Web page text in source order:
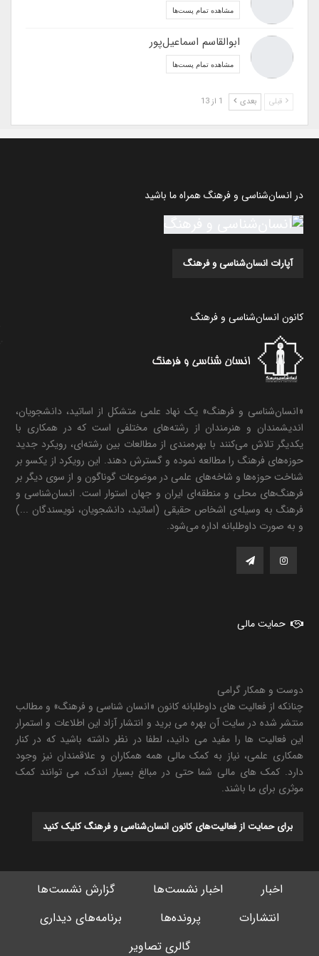
مشاهده تمام پست‌ها
ابوالقاسم اسماعیل‌پور
مشاهده تمام پست‌ها
قبلی بعدی
در انسان‌شناسی و فرهنگ همراه ما باشید
آپارات انسان‌شناسی و فرهنگ
کانون انسان‌شناسی و فرهنگ
«انسان‌شناسی و فرهنگ» یک نهاد علمی متشکل از اساتید، دانشجویان،
اندیشمندان و هنرمندان از رشته‌های مختلفی است که در همکاری با
یکدیگر تلاش می‌کنند با بهره‌مندی از مطالعات بین رشته‌ای، رویکرد جدید
حوزه‌های فرهنگ را مطالعه نموده و گسترش دهند. این رویکرد از یکسو بر
شناخت حوزه‌ها و شاخه‌های علمی در موضوعات گوناگون و از سوی دیگر بر
فرهنگ‌های محلی و منطقه‌ای ایران و جهان استوار است. انسان‌شناسی و
فرهنگ به وسیله‌ی اشخاص حقیقی (اساتید، دانشجویان، نویسندگان ...)
و به صورت داوطلبانه اداره می‌شود.
حمایت مالی
دوست و همکار گرامی
چنانکه از فعالیت های داوطلبانه کانون «انسان شناسی و فرهنگ» و مطالب
منتشر شده در سایت آن بهره می برید و انتشار آزاد این اطلاعات و استمرار
این فعالیت ها را مفید می دانید، لطفا در نظر داشته باشید که در کنار
همکاری علمی، نیاز به کمک مالی همه همکاران و علاقمندان نیز وجود
دارد. کمک های مالی شما حتی در مبالغ بسیار اندک، می توانند کمک
موثری برای ما باشند.
برای حمایت از فعالیت‌های کانون انسان‌شناسی و فرهنگ کلیک کنید
اخبار اخبار نشست‌ها
گزارش نشست‌ها
انتشارات
پرونده‌ها
برنامه‌های دیداری
گالری تصاویر